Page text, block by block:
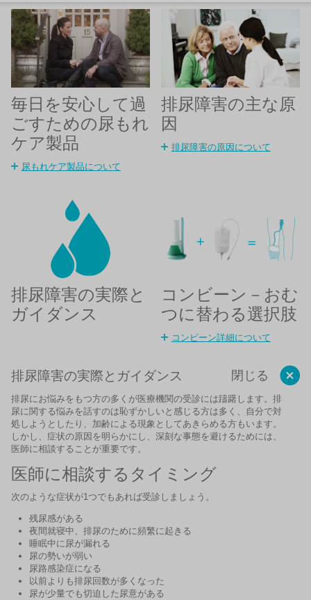
毎日を安心して過
ごすための尿もれ
ケア製品
尿もれケア製品について
排尿障害の主な原
因
排尿障害の原因について
排尿障害の実際と
ガイダンス
コンビーン－おむ
つに替わる選択肢
コンビーン詳細について
閉じる
排尿障害の実際とガイダンス
排尿にお悩みをもつ方の多くが医療機関の受診には躊躇します。 排
尿に関する悩みを話すのは恥ずかしいと感じる方は多く、自分で対
処しようとしたり、加齢による現象としてあきらめる方もいます。
しかし、症状の原因を明らかにし、深刻な事態を避けるためには、
医師に相談することが重要です。
医師に相談するタイミング
次のような症状が1つでもあれば受診しましょう。
残尿感がある
夜間就寝中、排尿のために頻繁に起きる
睡眠中に尿が漏れる
尿の勢いが弱い
尿路感染症になる
以前よりも排尿回数が多くなった
尿が少量でも切迫した尿意がある